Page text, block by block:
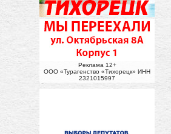
Реклама 12+
ООО «Турагенство «Тихорецк» ИНН
2321015997